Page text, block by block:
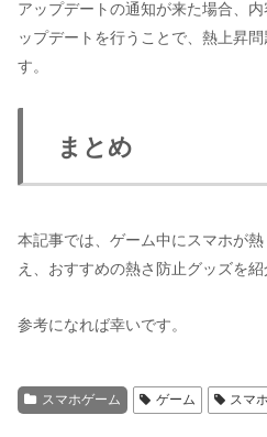
アップデートの通知が来た場合、
ップデートを行うことで、熱上昇
す。
まとめ
本記事では、ゲーム中にスマホが
え、おすすめの熱さ防止グッズを紹
参考になれば幸いです。
スマホゲーム ゲーム スマ